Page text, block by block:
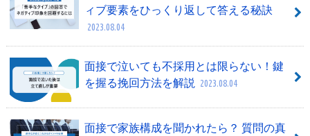
ィブ要素をひっくり返して答える秘訣
2023.08.04
面接で泣いても不採用とは限らない！鍵
を握る挽回方法を解説
2023.08.04
面接で家族構成を聞かれたら？ 質問の真